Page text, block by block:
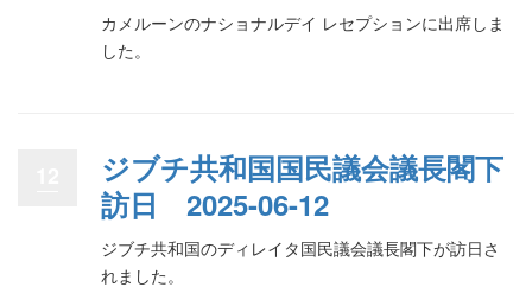
カメルーンのナショナルデイ レセプションに出席しま
した。
ジブチ共和国国民議会議長閣下
訪日 2025-06-12
ジブチ共和国のディレイタ国民議会議長閣下が訪日さ
れました。